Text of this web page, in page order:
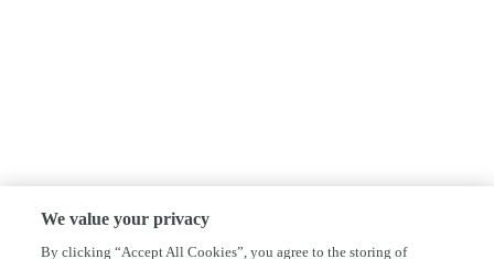
We value your privacy
By clicking “Accept All Cookies”, you agree to the storing of